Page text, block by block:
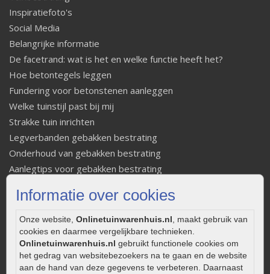
Informatie over cookies
Onze website, Onlinetuinwarenhuis.nl , maakt gebruik van
cookies en daarmee vergelijkbare technieken.
Onlinetuinwarenhuis.nl gebruikt functionele cookies om
het gedrag van websitebezoekers na te gaan en de website
aan de hand van deze gegevens te verbeteren. Daarnaast
Inspiratiefoto's
Social Media
Belangrijke informatie
De facetrand: wat is het en welke functie heeft het?
Hoe betontegels leggen
Fundering voor betonstenen aanleggen
Welke tuinstijl past bij mij
Strakke tuin inrichten
Legverbanden gebakken bestrating
Onderhoud van gebakken bestrating
Aanlegtips voor gebakken bestrating
Kleine stadstuin inrichten
0320 – 219170
Kaapstanderweg 41
8243 RB Lelystad
info@onlinetuinwarenhuis.nl